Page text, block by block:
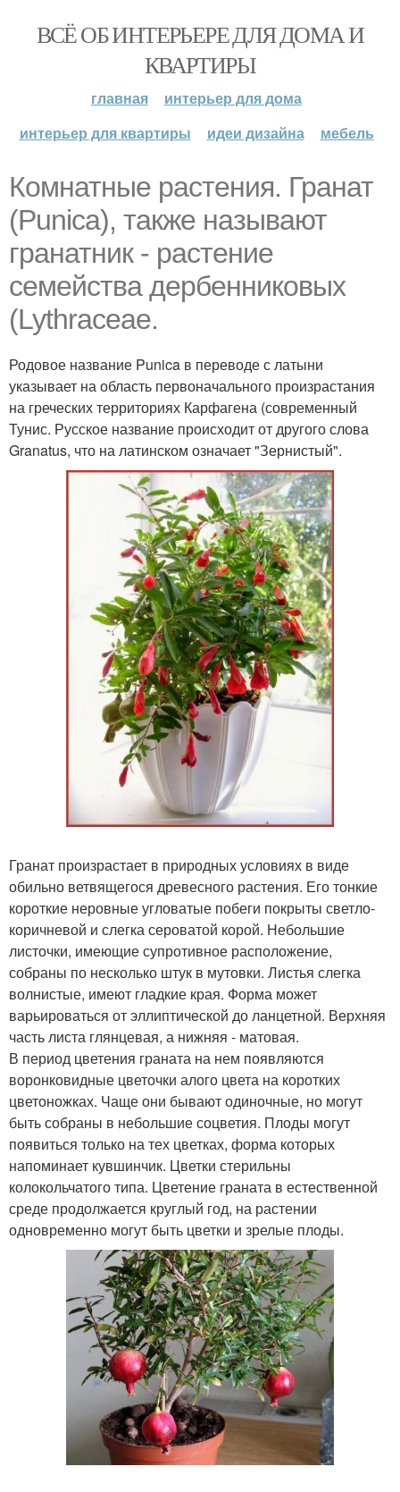
ВСЁ ОБ ИНТЕРЬЕРЕ ДЛЯ ДОМА И
КВАРТИРЫ
главная
интерьер для дома
интерьер для квартиры
идеи дизайна мебель
Комнатные растения. Гранат
(Punica), также называют
гранатник - растение
семейства дербенниковых
(Lythraceae.
Родовое название Punica в переводе с латыни
указывает на область первоначального произрастания
на греческих территориях Карфагена (современный
Тунис. Русское название происходит от другого слова
Granatus, что на латинском означает "Зернистый".
Гранат произрастает в природных условиях в виде
обильно ветвящегося древесного растения. Его тонкие
короткие неровные угловатые побеги покрыты светло-
коричневой и слегка сероватой корой. Небольшие
листочки, имеющие супротивное расположение,
собраны по несколько штук в мутовки. Листья слегка
волнистые, имеют гладкие края. Форма может
варьироваться от эллиптической до ланцетной. Верхняя
часть листа глянцевая, а нижняя - матовая.
В период цветения граната на нем появляются
воронковидные цветочки алого цвета на коротких
цветоножках. Чаще они бывают одиночные, но могут
быть собраны в небольшие соцветия. Плоды могут
появиться только на тех цветках, форма которых
напоминает кувшинчик. Цветки стерильны
колокольчатого типа. Цветение граната в естественной
среде продолжается круглый год, на растении
одновременно могут быть цветки и зрелые плоды.